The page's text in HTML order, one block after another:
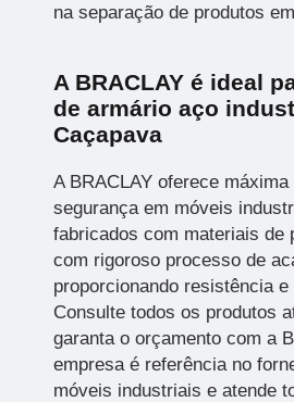
na separação de produtos
A BRACLAY é ideal
de armário aço
Caçapava
A BRACLAY oferece máxima
segurança em móveis
fabricados com materiais de
com rigoroso processo de
proporcionando resistência e
Consulte todos os produtos
garanta o orçamento com a
empresa é referência no
móveis industriais e atende